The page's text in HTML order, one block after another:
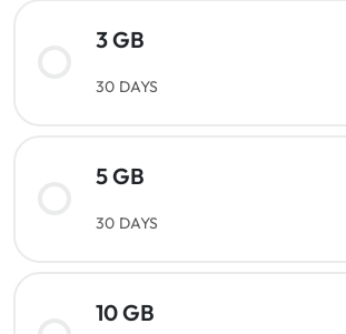
3 GB
30 DAYS
5 GB
30 DAYS
10 GB